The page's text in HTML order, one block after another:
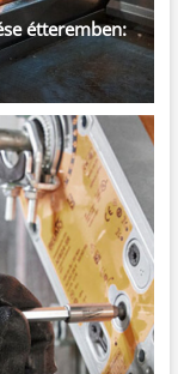
étteremben: